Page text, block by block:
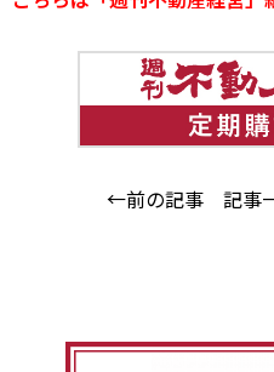
←前の記事 記事